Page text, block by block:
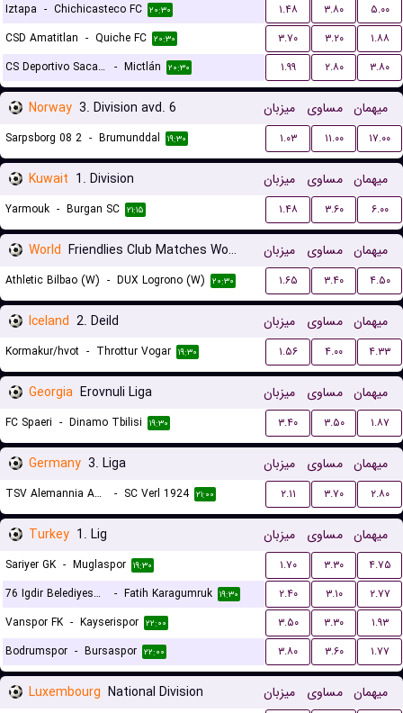
Iztapa - Chichicasteco FC ۲۰:۳۰ ۱.۴۸ ۳.۸۰
۵.۰۰
CSD Amatitlan - Quiche FC ۲۰:۳۰ ۳.۷۰ ۳.۲۰
۱.۸۸
CS Deportivo Sacachispas - Mictlán ۲۰:۳۰ ۱.۹۹ ۲.۸۰ ۳.۸۰
Norway 3. Division avd. 6 میزبان مساوی میهمان
Sarpsborg 08 2 - Brumunddal ۱۹:۳۰ ۱.۰۳ ۱۱.۰۰ ۱۷.۰۰
Kuwait 1. Division میزبان مساوی میهمان
Yarmouk - Burgan SC ۲۱:۱۵ ۱.۴۸ ۳.۶۰ ۶.۰۰
World Friendlies Club Matches Women میزبان مساوی میهمان
Athletic Bilbao (W) - DUX Logrono (W) ۲۰:۳۰ ۱.۶۵ ۳.۴۰ ۴.۵۰
Iceland 2. Deild میزبان مساوی میهمان
Kormakur/hvot - Throttur Vogar ۱۹:۳۰ ۱.۵۶ ۴.۰۰ ۴.۳۳
Georgia Erovnuli Liga میزبان مساوی میهمان
FC Spaeri - Dinamo Tbilisi ۱۹:۳۰ ۳.۴۰ ۳.۵۰ ۱.۸۷
Germany 3. Liga میزبان مساوی میهمان
TSV Alemannia Aachen - SC Verl 1924 ۲۱:۰۰ ۲.۱۱ ۳.۷۰ ۲.۸۰
Turkey 1. Lig میزبان مساوی میهمان
Sariyer GK - Muglaspor ۱۹:۳۰ ۱.۷۰ ۳.۳۰
۴.۷۵
76 Igdir Belediyespor
- Fatih Karagumruk ۱۹:۳۰ ۲.۴۰ ۳.۱۰
۲.۷۷
Vanspor FK - Kayserispor ۲۲:۰۰ ۳.۵۰ ۳.۳۰
۱.۹۳
Bodrumspor - Bursaspor ۲۲:۰۰ ۳.۸۰ ۳.۶۰ ۱.۷۷
Luxembourg National Division میزبان مساوی میهمان